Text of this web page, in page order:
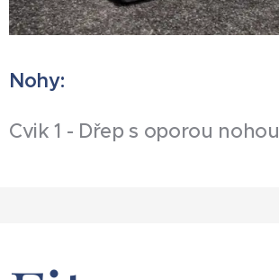
Nohy:
Cvik 1 - Dřep s oporou nohou